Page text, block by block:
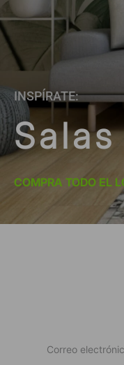
INSPÍRATE:
Salas
COMPRA TODO EL